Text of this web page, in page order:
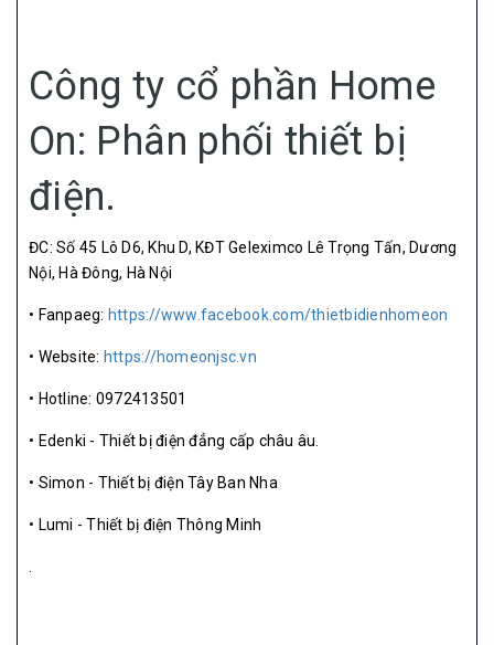
Công ty cổ phần Home
On: Phân phối thiết bị
điện.
ĐC: Số 45 Lô D6, Khu D, KĐT Geleximco Lê Trọng Tấn, Dương
Nội, Hà Đông, Hà Nội
• Fanpaeg: https://www.facebook.com/thietbidienhomeon
• Website: https://homeonjsc.vn
• Hotline: 0972413501
• Edenki - Thiết bị điện đẳng cấp châu âu.
• Simon - Thiết bị điện Tây Ban Nha
• Lumi - Thiết bị điện Thông Minh